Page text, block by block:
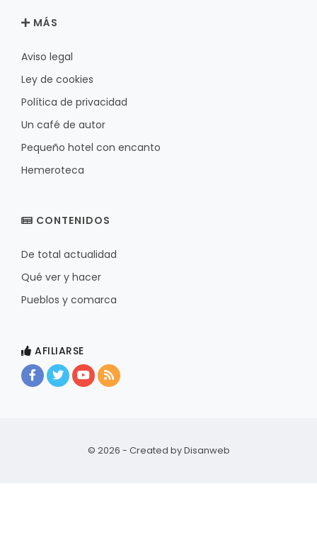
MÁS
Aviso legal
Ley de cookies
Política de privacidad
Un café de autor
Pequeño hotel con encanto
Hemeroteca
CONTENIDOS
De total actualidad
Qué ver y hacer
Pueblos y comarca
AFILIARSE
© 2026 - Created byDisanweb